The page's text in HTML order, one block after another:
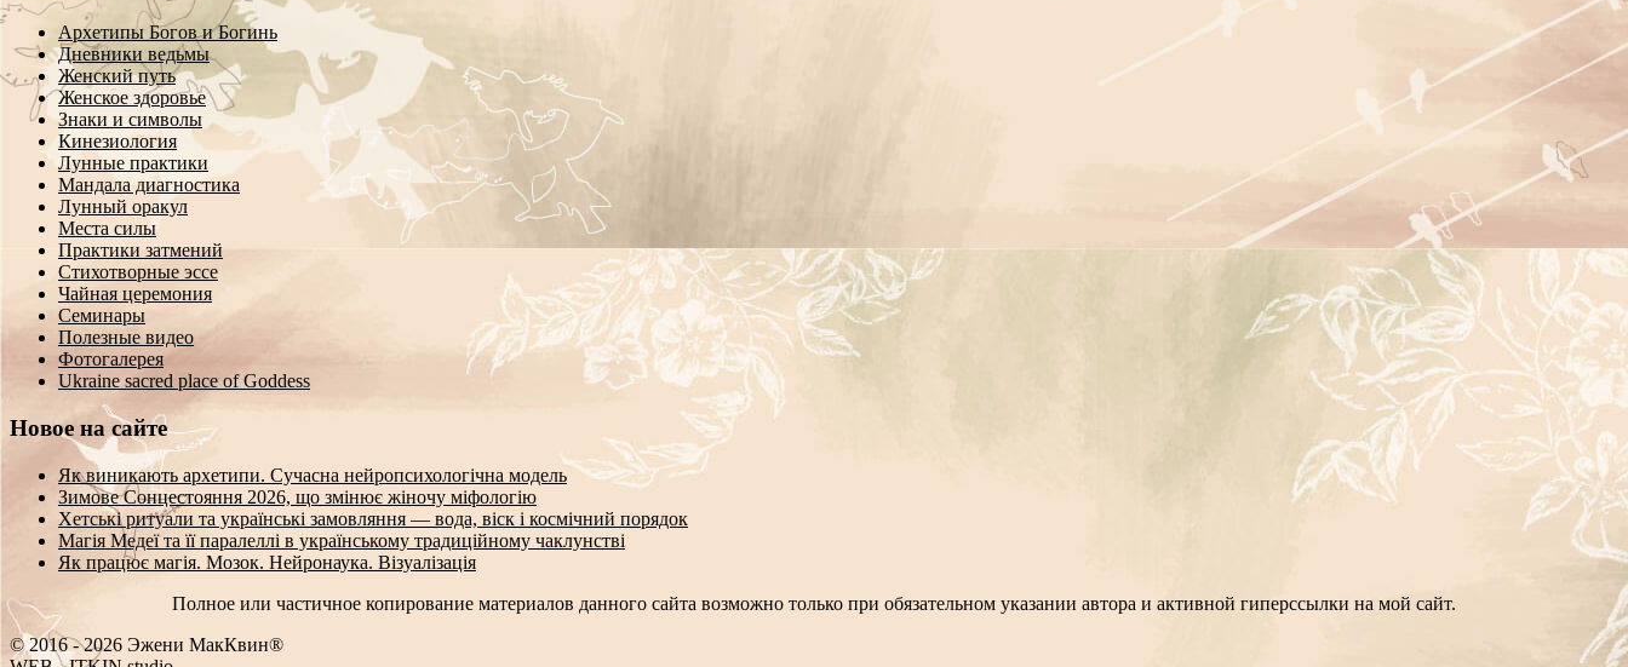
Архетипы Богов и Богинь
Дневники ведьмы
Женский путь
Женское здоровье
Знаки и символы
Кинезиология
Лунные практики
Мандала диагностика
Лунный оракул
Места силы
Практики затмений
Стихотворные эссе
Чайная церемония
Семинары
Полезные видео
Фотогалерея
Ukraine sacred place of Goddess
Новое на сайте
Як виникають архетипи. Сучасна нейропсихологічна модель
Зимове Сонцестояння 2026, що змінює жіночу міфологію
Хетські ритуали та українські замовляння — вода, віск і космічний порядок
Магія Медеї та її паралеллі в українському традиційному чаклунстві
Як працює магія. Мозок. Нейронаука. Візуалізація
Полное или частичное копирование материалов данного сайта возможно только при обязательном указании автора и активной гиперссылки на мой сайт.
© 2016 - 2026 Эжени МакКвин®